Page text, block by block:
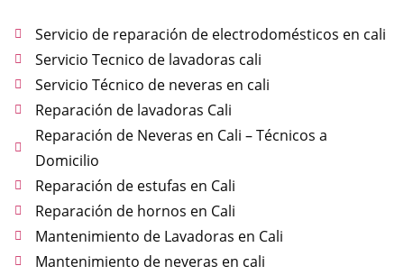
Servicio de reparación de electrodomésticos en cali
Servicio Tecnico de lavadoras cali
Servicio Técnico de neveras en cali
Reparación de lavadoras Cali
Reparación de Neveras en Cali – Técnicos a
Domicilio
Reparación de estufas en Cali
Reparación de hornos en Cali
Mantenimiento de Lavadoras en Cali
Mantenimiento de neveras en cali